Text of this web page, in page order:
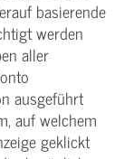
basierende
werden
aller
ausgeführt
auf welchem
geklickt